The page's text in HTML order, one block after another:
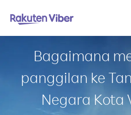
Bagaimana
panggilan ke
Negara Kota